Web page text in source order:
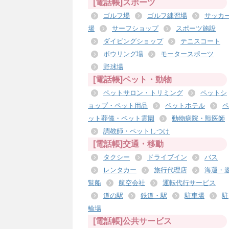
[電話帳]スポーツ
ゴルフ場 ゴルフ練習場
サッカ
場
サーフショップ
スポーツ施設
ダイビングショップ
テニスコート
ボウリング場
モータースポーツ
野球場
[電話帳]ペット・動物
ペットサロン・トリミング
ペットシ
ョップ・ペット用品
ペットホテル
ペ
ット葬儀・ペット霊園
動物病院・獣医師
調教師・ペットしつけ
[電話帳]交通・移動
タクシー ドライブイン
バス
レンタカー
旅行代理店
海運・
覧船
航空会社
運転代行サービス
道の駅
鉄道・駅 駐車場
駐
輪場
[電話帳]公共サービス